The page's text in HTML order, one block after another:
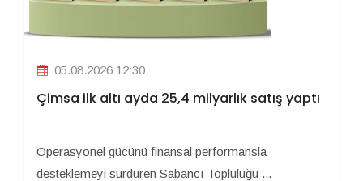
05.08.2026 12:30
Çimsa ilk altı ayda 25,4 milyarlık satış yaptı
Operasyonel gücünü finansal performansla
desteklemeyi sürdüren Sabancı Topluluğu ...